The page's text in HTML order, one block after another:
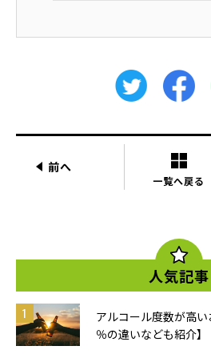
前へ
一覧へ戻る
人気記事
アルコール度数が高
％の違いなども紹介】